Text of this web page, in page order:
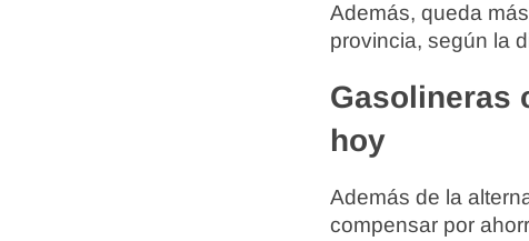
Además, queda
provincia, según la
Gasolineras
hoy
Además de la
compensar por